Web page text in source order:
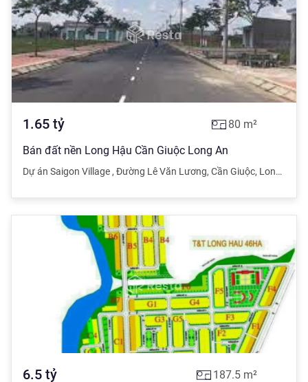
1.65 tỷ 80 m²
Bán đất nền Long Hậu Cần Giuộc Long An
Dự án Saigon Village , Đường Lê Văn Lương, Cần Giuộc, Long An
6.5 tỷ 187.5 m²